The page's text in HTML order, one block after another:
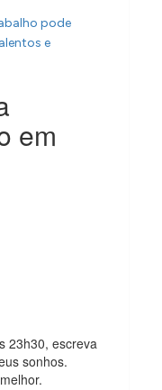
pode
e
em
23h30, escreva
sonhos.